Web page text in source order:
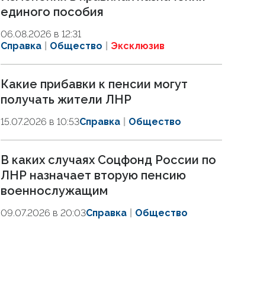
единого пособия
06.08.2026 в 12:31
Справка
Общество Эксклюзив
Какие прибавки к пенсии могут
получать жители ЛНР
15.07.2026 в 10:53Справка Общество
В каких случаях Соцфонд России по
ЛНР назначает вторую пенсию
военнослужащим
09.07.2026 в 20:03Справка Общество